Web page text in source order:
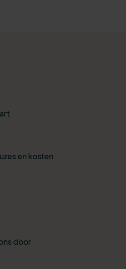
en kosten
door